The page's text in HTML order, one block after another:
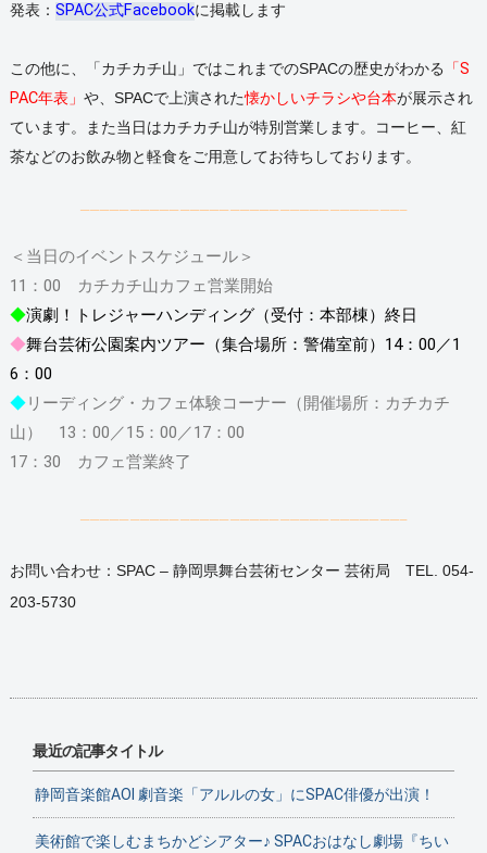
発表： SPAC公式Facebookに掲載します
この他に、「カチカチ山」 ではこれまでのSPACの歴史がわかる
「S
PAC年表」 や、 SPACで上演された懐かしいチラシや台本が展示され
ています。また当日はカチカチ山が特別営業します。コーヒー、紅
茶などのお飲み物と軽食をご用意してお待ちしております。
————————————————————————————————–
＜当日のイベントスケジュール＞
11：00 カチカチ山カフェ営業開始
◆演劇！トレジャーハンディング（受付：本部棟）終日
◆舞台芸術公園案内ツアー（集合場所：警備室前）14：00／1
6：00
◆リーディング・カフェ体験コーナー（開催場所：カチカチ
山） 13：00／15：00／17：00
17：30 カフェ営業終了
————————————————————————————————–
お問い合わせ：SPAC – 静岡県舞台芸術センター 芸術局 TEL. 054-
203-5730
最近の記事タイトル
静岡音楽館AOI 劇音楽「アルルの女」にSPAC俳優が出演！
美術館で楽しむまちかどシアター♪ SPACおはなし劇場『ちい